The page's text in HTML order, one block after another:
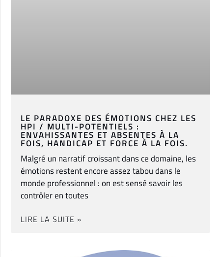
LE PARADOXE DES ÉMOTIONS CHEZ LES
HPI / MULTI-POTENTIELS :
ENVAHISSANTES ET ABSENTES À LA
FOIS, HANDICAP ET FORCE À LA FOIS.
Malgré un narratif croissant dans ce domaine, les
émotions restent encore assez tabou dans le
monde professionnel : on est sensé savoir les
contrôler en toutes
LIRE LA SUITE »